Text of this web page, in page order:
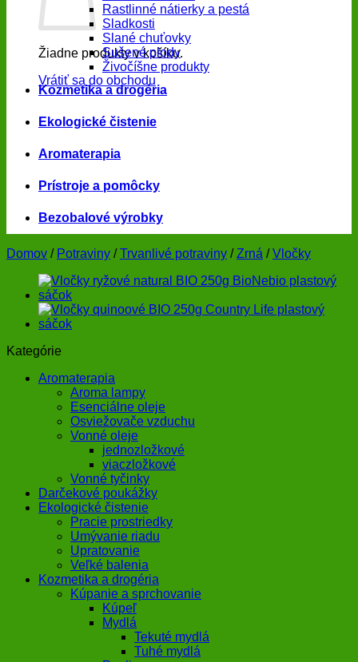
Žiadne produkty v košíku.
Vrátiť sa do obchodu
Rastlinné nátierky a pestá
Sladkosti
Slané chuťovky
Sušené plody
Živočíšne produkty
Kozmetika a drogéria
Ekologické čistenie
Aromaterapia
Prístroje a pomôcky
Bezobalové výrobky
Domov / Potraviny / Trvanlivé potraviny / Zrná / Vločky
Kategórie
Aromaterapia
Aroma lampy
Esenciálne oleje
Osviežovače vzduchu
Vonné oleje
jednozložkové
viaczložkové
Vonné tyčinky
Darčekové poukážky
Ekologické čistenie
Pracie prostriedky
Umývanie riadu
Upratovanie
Veľké balenia
Kozmetika a drogéria
Kúpanie a sprchovanie
Kúpeľ
Mydlá
Tekuté mydlá
Tuhé mydlá